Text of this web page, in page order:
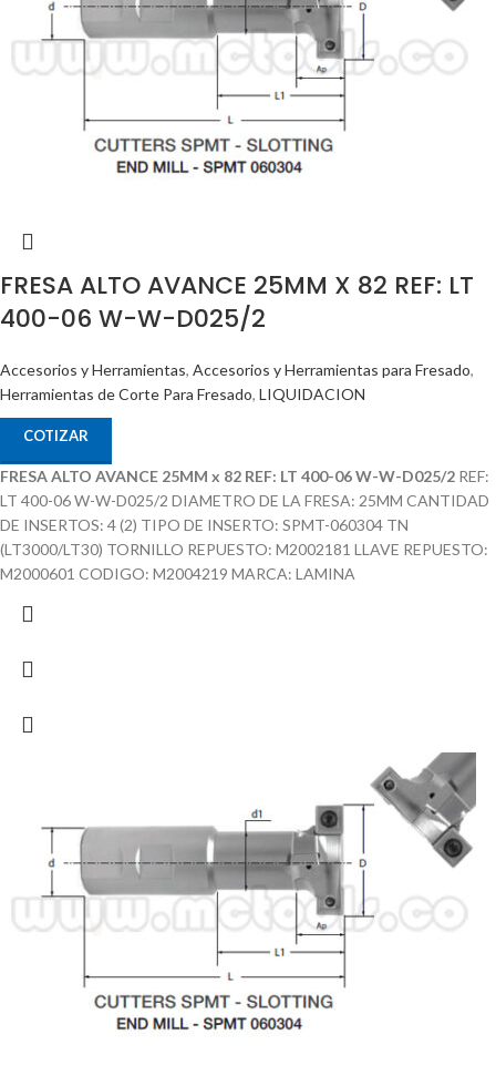
FRESA ALTO AVANCE 25MM X 82 REF: LT
400-06 W-W-D025/2
Accesorios y Herramientas, Accesorios y Herramientas para Fresado,
Herramientas de Corte Para Fresado, LIQUIDACION
COTIZAR
FRESA ALTO AVANCE 25MM x 82 REF: LT 400-06 W-W-D025/2 REF:
LT 400-06 W-W-D025/2 DIAMETRO DE LA FRESA: 25MM CANTIDAD
DE INSERTOS: 4 (2) TIPO DE INSERTO: SPMT-060304 TN
(LT3000/LT30) TORNILLO REPUESTO: M2002181 LLAVE REPUESTO:
M2000601 CODIGO: M2004219 MARCA: LAMINA